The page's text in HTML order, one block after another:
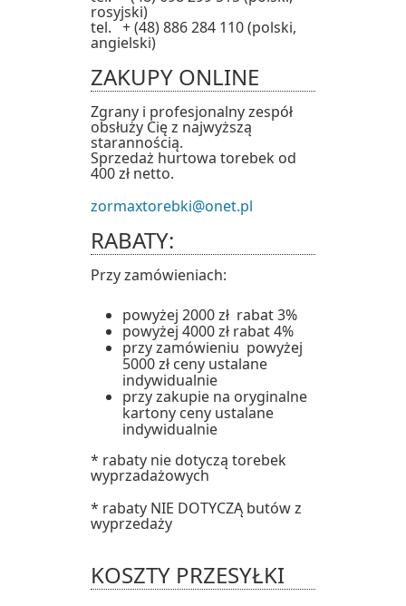
rosyjski)
tel. + (48) 886 284 110 (polski,
angielski)
ZAKUPY ONLINE
Zgrany i profesjonalny zespół
obsłuży Cię z najwyższą
starannością.
Sprzedaż hurtowa torebek od
400 zł netto.
zormaxtorebki@onet.pl
RABATY:
Przy zamówieniach:
powyżej 2000 zł rabat 3%
powyżej 4000 zł rabat 4%
przy zamówieniu powyżej
5000 zł ceny ustalane
indywidualnie
przy zakupie na oryginalne
kartony ceny ustalane
indywidualnie
* rabaty nie dotyczą torebek
wyprzadażowych
* rabaty NIE DOTYCZĄ butów z
wyprzedaży
KOSZTY PRZESYŁKI